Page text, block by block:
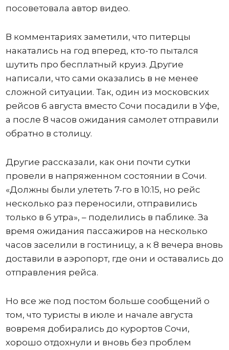
посоветовала автор видео.
В комментариях заметили, что питерцы
накатались на год вперед, кто-то пытался
шутить про бесплатный круиз. Другие
написали, что сами оказались в не менее
сложной ситуации. Так, один из московских
рейсов 6 августа вместо Сочи посадили в Уфе,
а после 8 часов ожидания самолет отправили
обратно в столицу.
Другие рассказали, как они почти сутки
провели в напряженном состоянии в Сочи.
«Должны были улететь 7-го в 10:15, но рейс
несколько раз переносили, отправились
только в 6 утра», – поделились в паблике. За
время ожидания пассажиров на несколько
часов заселили в гостиницу, а к 8 вечера вновь
доставили в аэропорт, где они и оставались до
отправления рейса.
Но все же под постом больше сообщений о
том, что туристы в июле и начале августа
вовремя добирались до курортов Сочи,
хорошо отдохнули и вновь без проблем